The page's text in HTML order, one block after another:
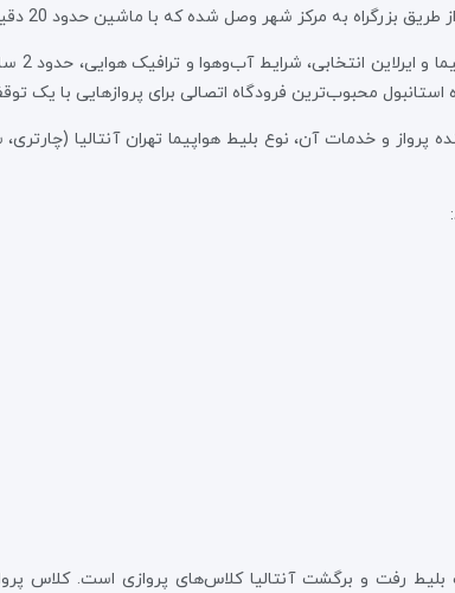
به مرکز شهر وصل شده که با ماشین حدود 20 دقیقه زمان می‌برد.
استانبول محبوب‌‌‌‌ترین فرودگاه اتصالی برای پروازهایی با یک
پرواز و خدمات آن، نوع بلیط هواپیما تهران آنتالیا
بلیط رفت و برگشت آنتالیا کلاس‌های پروازی است. کلاس